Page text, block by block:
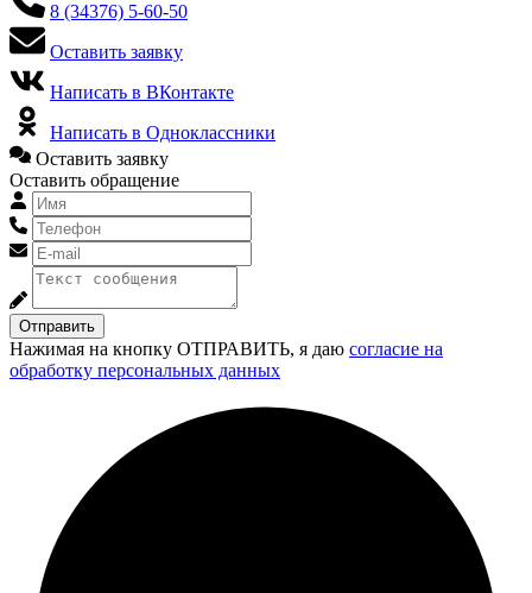
8 (34376) 5-60-50
Оставить заявку
Написать в ВКонтакте
Написать в Одноклассники
Оставить заявку
Оставить обращение
Отправить
Нажимая на кнопку ОТПРАВИТЬ, я даю согласие на
обработку персональных данных